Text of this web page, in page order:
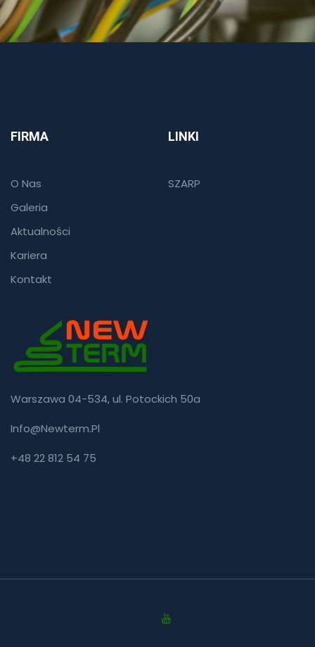
FIRMA
O Nas
Galeria
Aktualności
Kariera
Kontakt
LINKI
SZARP
Warszawa 04-534, ul. Potockich 50a
Info@newterm.pl
+48 22 812 54 75